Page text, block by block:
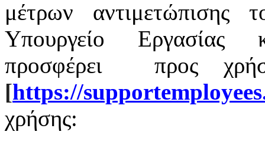
μέτρων αντιμετώπισης
Υπουργείο Εργασίας
προσφέρει
προς
[https://supportemployees
χρήσης: